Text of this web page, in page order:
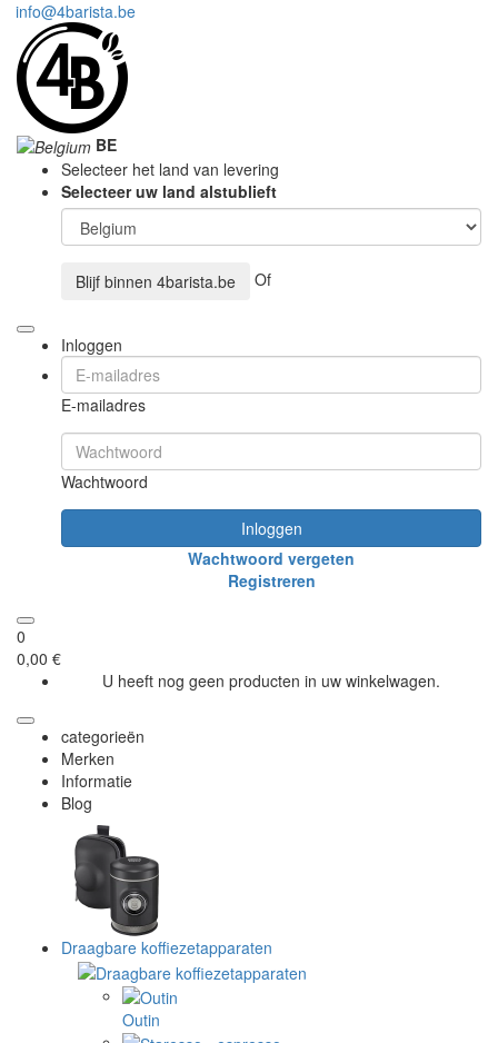
info@4barista.be
BE
Selecteer het land van levering
Selecteer uw land alstublieft
Blijf binnen 4barista.be Of
Inloggen
E-mailadres
Wachtwoord
Inloggen
Wachtwoord vergeten
Registreren
0
0,00 €
U heeft nog geen producten in uw winkelwagen.
categorieën
Merken
Informatie
Blog
Draagbare koffiezetapparaten
Outin